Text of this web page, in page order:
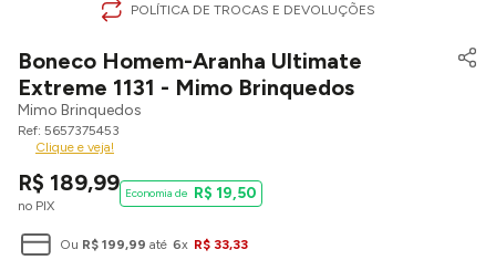
POLÍTICA DE TROCAS E DEVOLUÇÕES
Boneco Homem-Aranha Ultimate
Extreme 1131 - Mimo Brinquedos
Mimo Brinquedos
5657375453
Clique e veja!
R$ 189,99
no PIX
R$ 19,50
Ou R$ 199,99 até 6x R$ 33,33